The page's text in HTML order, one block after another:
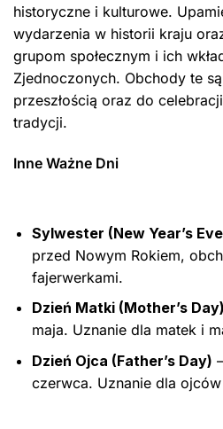
historyczne i kulturowe.
wydarzenia w historii kraju
grupom społecznym i ich
Zjednoczonych. Obchody te
przeszłością oraz do
tradycji.
Inne Ważne Dni
Sylwester (New Year’s
przed Nowym Rokiem,
fajerwerkami.
Dzień Matki (Mother’s Day)
maja. Uznanie dla matek i
Dzień Ojca (Father’s Day)
czerwca. Uznanie dla